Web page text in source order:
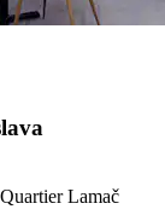
Lamač